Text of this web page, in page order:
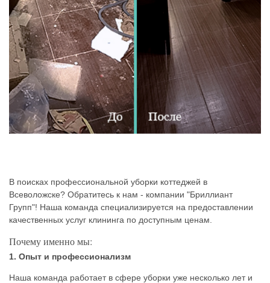
В поисках профессиональной уборки коттеджей в
Всеволожске? Обратитесь к нам - компании "Бриллиант
Групп"! Наша команда специализируется на предоставлении
качественных услуг клининга по доступным ценам.
Почему именно мы:
1. Опыт и профессионализм
Наша команда работает в сфере уборки уже несколько лет и